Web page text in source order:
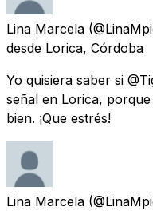
Lina Marcela
desde Lorica, Córdoba
Yo quisiera saber si
señal en Lorica,
bien. ¡Que estrés!
Lina Marcela